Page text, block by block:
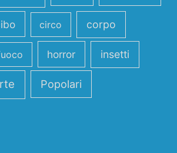
circo corpo
horror insetti
Popolari